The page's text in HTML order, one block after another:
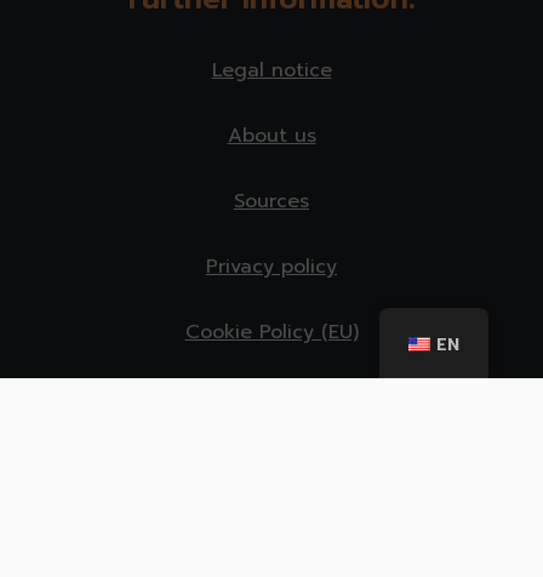
Legal notice
About us
Sources
Privacy policy
Cookie Policy (EU) EN